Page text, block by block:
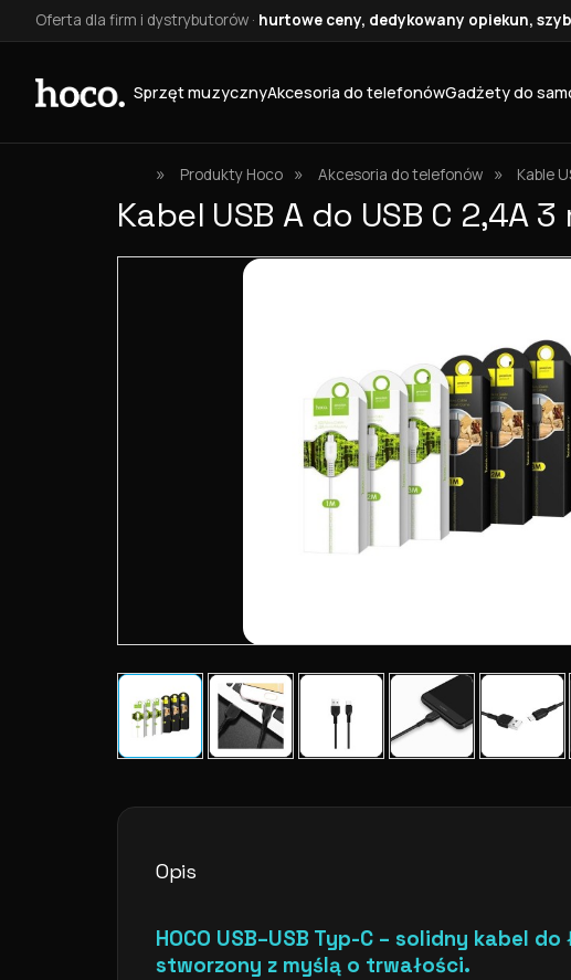
Oferta dla firm i dystrybutorów · hurtowe ceny, dedykowany opiekun,
Sprzęt muzycznyAkcesoria do telefonówGadżety do
» Produkty Hoco » Akcesoria do telefonów » Kable
Kabel USB A do USB C 2,4A
Opis
HOCO USB–USB Typ-C – solidny kabel
stworzony z myślą o trwałości.